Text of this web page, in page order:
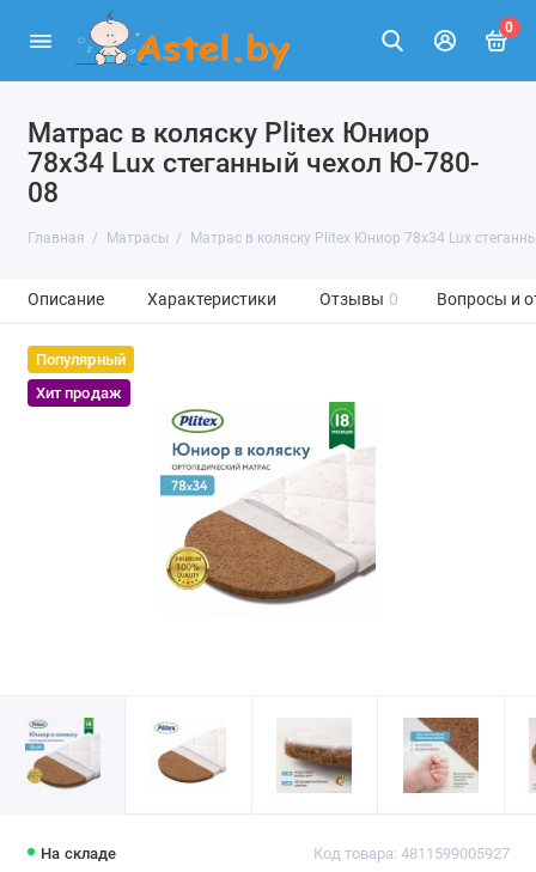
0
Матрас в коляску Plitex Юниор
78х34 Lux стеганный чехол Ю-780-
08
Главная Матрасы Матрас в коляску Plitex Юниор 78х34 Lux
Описание Характеристики Отзывы 0 Вопросы и
Популярный
Хит продаж
На складе Код товара: 4811599005927